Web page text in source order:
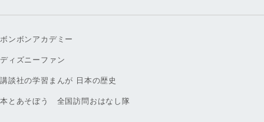
ボンボンアカデミー
ディズニーファン
講談社の学習まんが 日本の歴史
本とあそぼう 全国訪問おはなし隊